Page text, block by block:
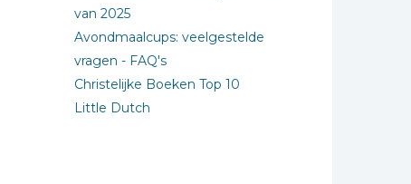
van 2025
Avondmaalcups: veelgestelde
vragen - FAQ's
Christelijke Boeken Top 10
Little Dutch